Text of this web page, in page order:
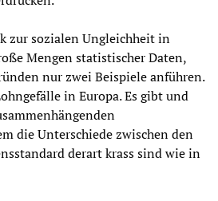
zur sozialen Ungleichheit in
Mengen statistischer Daten,
nur zwei Beispiele anführen.
in Europa. Es gibt und
die Unterschiede zwischen den
derart krass sind wie in